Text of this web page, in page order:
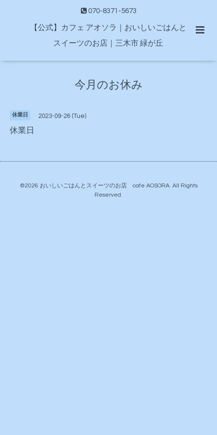
070-8371-5673
【公式】カフェ アオソラ｜おいしいごはんと
スイーツのお店｜三木市 緑が丘
今月のお休み
休業日 2023-09-26 (Tue)
休業日
©2026 おいしいごはんとスイーツのお店 cafe AOSORA. All Rights
Reserved.